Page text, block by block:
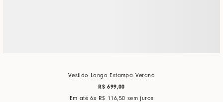
Vestido Longo Estampa Verano
R$ 699,00
Em até6x R$ 116,50 sem juros